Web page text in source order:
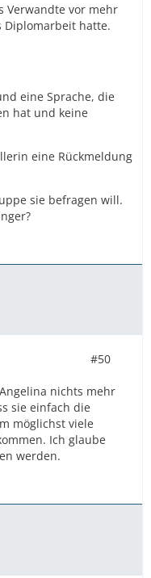
Verwandte vor mehr
Diplomarbeit hatte.
eine Sprache, die
hat und keine
eine Rückmeldung
sie befragen will.
#50
nichts mehr
sie einfach die
möglichst viele
Ich glaube
werden.